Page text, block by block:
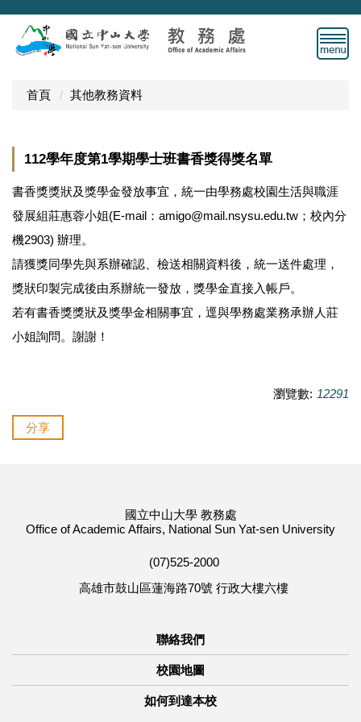
跳
主
首頁 其他教務資料
112學年度第1學期學士班書香獎得獎名單
書香獎獎狀及獎學金發放事宜，統一由學務處校園生活與職涯
發展組莊惠蓉小姐(E-mail：amigo@mail.nsysu.edu.tw；校內分
機2903) 辦理。
請獲獎同學先與系辦確認、檢送相關資料後，統一送件處理，
獎狀印製完成後由系辦統一發放，獎學金直接入帳戶。
若有書香獎獎狀及獎學金相關事宜，逕與學務處業務承辦人莊
小姐詢問。謝謝！
瀏覽數: 12291
分享
國立中山大學 教務處
Office of Academic Affairs, National Sun Yat-sen University
(07)525-2000
高雄市鼓山區蓮海路70號 行政大樓六樓
聯絡我們
校園地圖
如何到達本校